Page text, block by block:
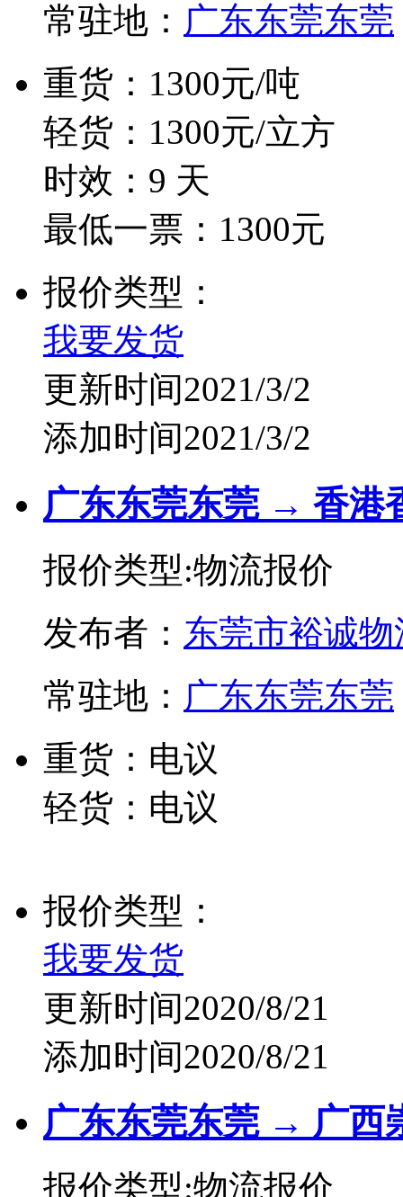
常驻地： 广东东莞东莞
重货：1300元/吨
轻货：1300元/立方
时效：9 天
最低一票：1300元
报价类型：
我要发货
更新时间2021/3/2
添加时间2021/3/2
广东东莞东莞 → 香港
报价类型:物流报价
发布者： 东莞市裕诚
常驻地： 广东东莞东莞
重货：电议
轻货：电议
报价类型：
我要发货
更新时间2020/8/21
添加时间2020/8/21
广东东莞东莞 → 广西
报价类型:物流报价